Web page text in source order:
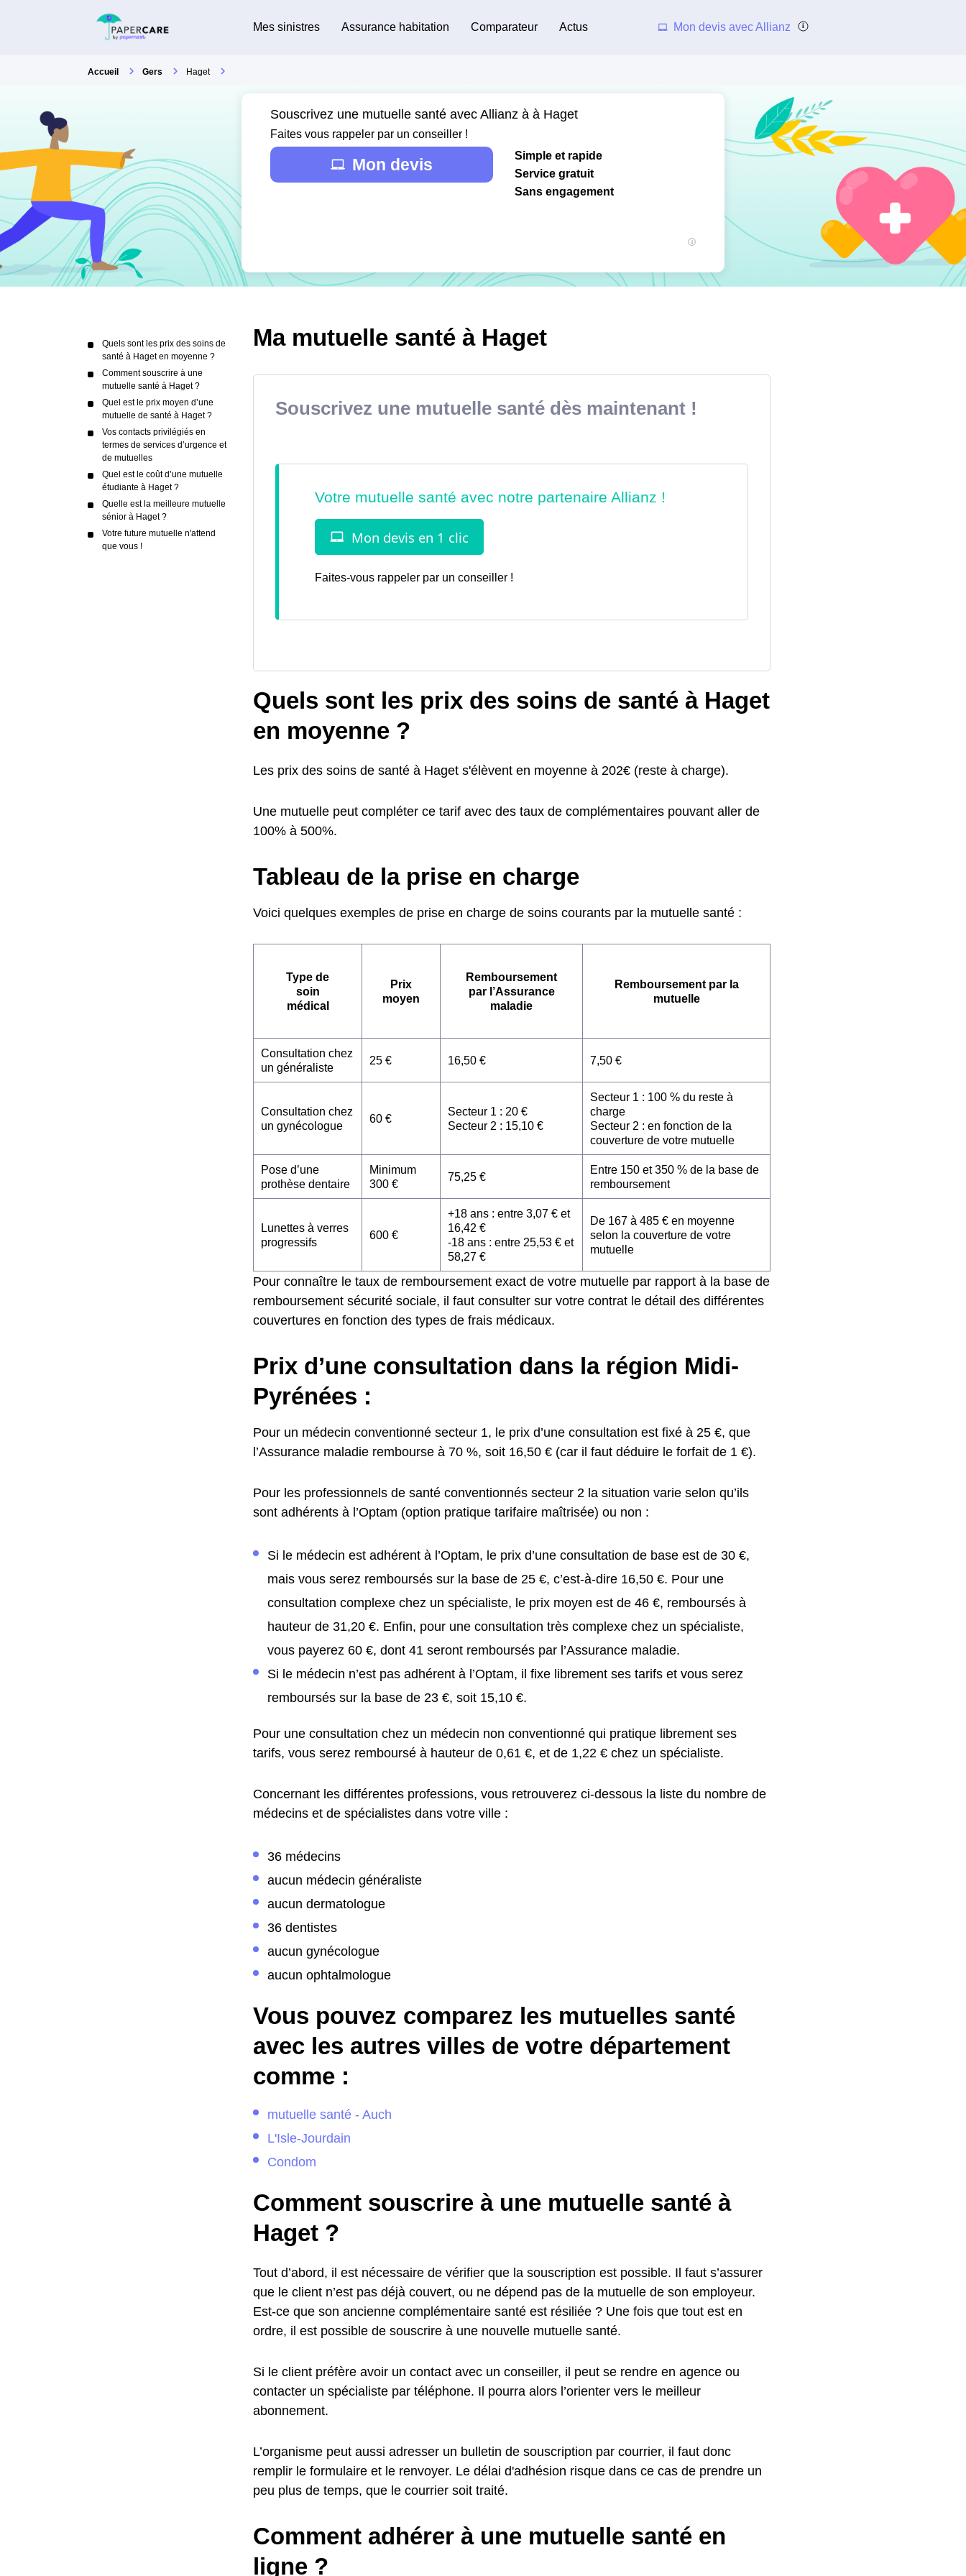
Mes sinistres Assurance habitation Comparateur Actus Mon devis avec Allianz
Accueil Gers Haget
Souscrivez une mutuelle santé avec Allianz à à Haget
Faites vous rappeler par un conseiller !
Mon devis
Simple et rapide
Service gratuit
Sans engagement
Quels sont les prix des soins de
santé à Haget en moyenne ?
Comment souscrire à une
mutuelle santé à Haget ?
Quel est le prix moyen d’une
mutuelle de santé à Haget ?
Vos contacts privilégiés en
termes de services d’urgence et
de mutuelles
Quel est le coût d’une mutuelle
étudiante à Haget ?
Quelle est la meilleure mutuelle
sénior à Haget ?
Votre future mutuelle n'attend
que vous !
Ma mutuelle santé à Haget
Souscrivez une mutuelle santé dès maintenant !
Faites-vous rappeler par un conseiller !
Quels sont les prix des soins de santé à Haget
en moyenne ?
Les prix des soins de santé à Haget s'élèvent en moyenne à 202€ (reste à charge).
Une mutuelle peut compléter ce tarif avec des taux de complémentaires pouvant aller de
100% à 500%.
Tableau de la prise en charge
Voici quelques exemples de prise en charge de soins courants par la mutuelle santé :
Type de
soin
médical
Prix
moyen
Remboursement
par l’Assurance
maladie
Remboursement par la
mutuelle
Consultation chez
un généraliste
25 € 16,50 € 7,50 €
Consultation chez
un gynécologue
60 €
Secteur 1 : 20 €
Secteur 2 : 15,10 €
Secteur 1 : 100 % du reste à
charge
Secteur 2 : en fonction de la
couverture de votre mutuelle
Pose d’une
prothèse dentaire
Minimum
300 €
75,25 €
Entre 150 et 350 % de la base de
remboursement
Lunettes à verres
progressifs
600 €
+18 ans : entre 3,07 € et
16,42 €
-18 ans : entre 25,53 € et
58,27 €
De 167 à 485 € en moyenne
selon la couverture de votre
mutuelle
Pour connaître le taux de remboursement exact de votre mutuelle par rapport à la base de
remboursement sécurité sociale, il faut consulter sur votre contrat le détail des différentes
couvertures en fonction des types de frais médicaux.
Prix d’une consultation dans la région Midi-
Pyrénées :
Pour un médecin conventionné secteur 1, le prix d’une consultation est fixé à 25 €, que
l’Assurance maladie rembourse à 70 %, soit 16,50 € (car il faut déduire le forfait de 1 €).
Pour les professionnels de santé conventionnés secteur 2 la situation varie selon qu’ils
sont adhérents à l’Optam (option pratique tarifaire maîtrisée) ou non :
Si le médecin est adhérent à l’Optam, le prix d’une consultation de base est de 30 €,
mais vous serez remboursés sur la base de 25 €, c’est-à-dire 16,50 €. Pour une
consultation complexe chez un spécialiste, le prix moyen est de 46 €, remboursés à
hauteur de 31,20 €. Enfin, pour une consultation très complexe chez un spécialiste,
vous payerez 60 €, dont 41 seront remboursés par l’Assurance maladie.
Si le médecin n’est pas adhérent à l’Optam, il fixe librement ses tarifs et vous serez
remboursés sur la base de 23 €, soit 15,10 €.
Pour une consultation chez un médecin non conventionné qui pratique librement ses
tarifs, vous serez remboursé à hauteur de 0,61 €, et de 1,22 € chez un spécialiste.
Concernant les différentes professions, vous retrouverez ci-dessous la liste du nombre de
médecins et de spécialistes dans votre ville :
36 médecins
aucun médecin généraliste
aucun dermatologue
36 dentistes
aucun gynécologue
aucun ophtalmologue
Vous pouvez comparez les mutuelles santé
avec les autres villes de votre département
comme :
mutuelle santé - Auch
L'Isle-Jourdain
Condom
Comment souscrire à une mutuelle santé à
Haget ?
Tout d’abord, il est nécessaire de vérifier que la souscription est possible. Il faut s’assurer
que le client n’est pas déjà couvert, ou ne dépend pas de la mutuelle de son employeur.
Est-ce que son ancienne complémentaire santé est résiliée ? Une fois que tout est en
ordre, il est possible de souscrire à une nouvelle mutuelle santé.
Si le client préfère avoir un contact avec un conseiller, il peut se rendre en agence ou
contacter un spécialiste par téléphone. Il pourra alors l’orienter vers le meilleur
abonnement.
L’organisme peut aussi adresser un bulletin de souscription par courrier, il faut donc
remplir le formulaire et le renvoyer. Le délai d'adhésion risque dans ce cas de prendre un
peu plus de temps, que le courrier soit traité.
Comment adhérer à une mutuelle santé en
ligne ?